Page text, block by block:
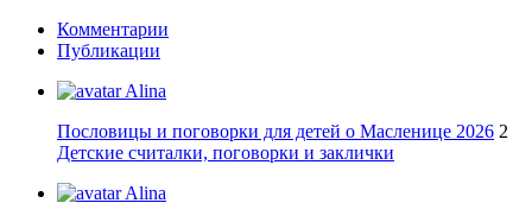
Комментарии
Публикации
Alina
Пословицы и поговорки для детей о Масленице 2026 2
Детские считалки, поговорки и заклички
Alina